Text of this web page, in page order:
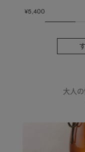
¥5,400
大人